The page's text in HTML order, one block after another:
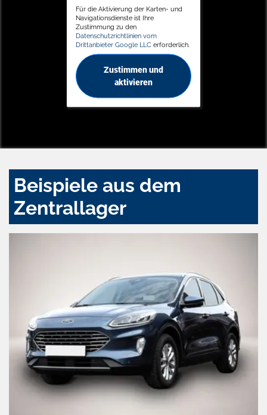
Für die Aktivierung der Karten- und
Navigationsdienste ist Ihre
Zustimmung zu den
Datenschutzrichtlinien vom
Drittanbieter Google LLC erforderlich.
Zustimmen und
aktivieren
Beispiele aus dem
Zentrallager